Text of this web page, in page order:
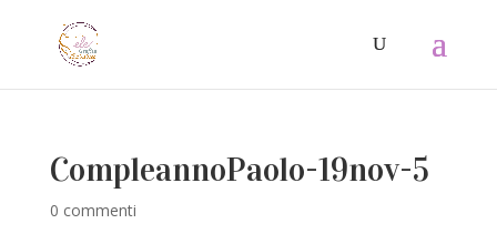
CompleannoPaolo-19nov-5
0 commenti